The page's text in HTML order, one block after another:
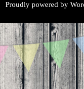
Proudly powered by